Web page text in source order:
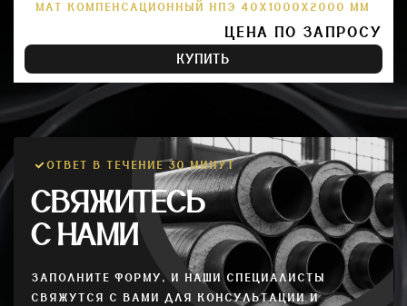
МАТ КОМПЕНСАЦИОННЫЙ НПЭ 40Х1000Х2000 ММ
ЦЕНА ПО ЗАПРОСУ
КУПИТЬ
ОТВЕТ В ТЕЧЕНИЕ 30 МИНУТ
СВЯЖИТЕСЬ
С НАМИ
ЗАПОЛНИТЕ ФОРМУ, И НАШИ СПЕЦИАЛИСТЫ
СВЯЖУТСЯ С ВАМИ ДЛЯ КОНСУЛЬТАЦИИ И